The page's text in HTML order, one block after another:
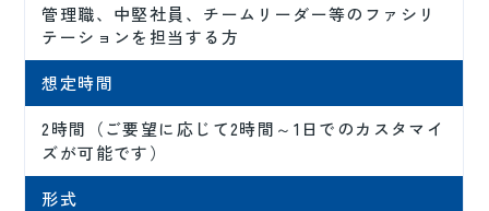
管理職、中堅社員、チームリーダー等のファシリ
テーションを担当する方
想定時間
2時間（ご要望に応じて2時間～1日でのカスタマイ
ズが可能です）
形式